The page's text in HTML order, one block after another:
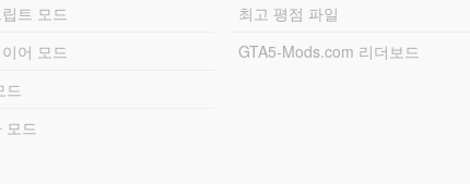
트 모드
어 모드
드
모드
최고 평점 파일
GTA5-Mods.com 리더보드